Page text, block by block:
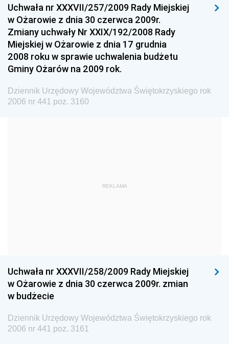
Dziennik Urzędowy Głównego Urzędu Miar
Dziennik Urzędowy Ministra Rolnictwa i Rozwoju Wsi
Dziennik Urzędowy Ministra Edukacji Narodowej i
Sportu
Dziennik Urzędowy Ministra Edukacji i Nauki
Dziennik Urzędowy Ministra Edukacji Narodowej
Dziennik Urzędowy Ministra Gospodarki Morskiej
Dziennik Urzędowy Ministra Kultury i Dziedzictwa
Dziennik Urzędowy Ministra Pracy i Polityki
Społecznej
Dziennik Urzędowy Urzędu Lotnictwa Cywilnego
Uchwała nr XXXVII/257/2009 Rady Miejskiej
w Ożarowie z dnia 30 czerwca 2009r.
Zmiany uchwały Nr XXIX/192/2008 Rady
Miejskiej w Ożarowie z dnia 17 grudnia
2008 roku w sprawie uchwalenia budżetu
Gminy Ożarów na 2009 rok.
Dziennik Urzędowy Województwa Świętokrzyskiego rok
2006 nr 441 poz. 3160
REKLAMA
Uchwała nr XXXVII/258/2009 Rady Miejskiej
w Ożarowie z dnia 30 czerwca 2009r. zmian
w budżecie
Dziennik Urzędowy Województwa Świętokrzyskiego rok
2006 nr 441 poz. 3161